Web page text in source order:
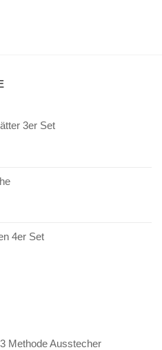
3er Set
4er Set
Methode Ausstecher